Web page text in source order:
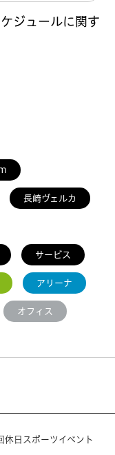
ジュールに関す
長崎ヴェルカ
サービス
アリーナ
オフィス
日スポーツイベント